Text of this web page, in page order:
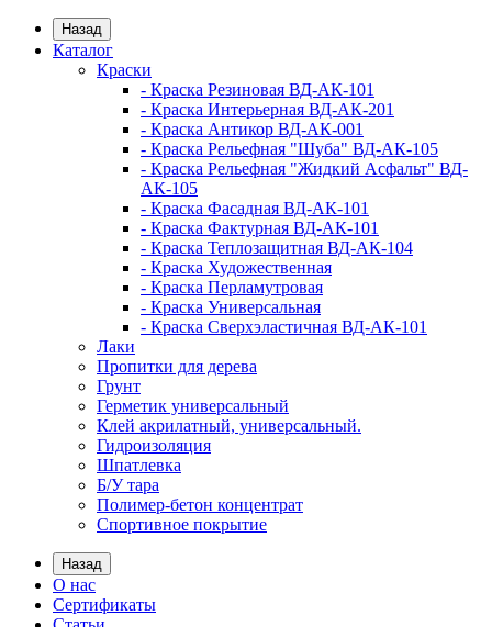
Назад
Каталог
Краски
- Краска Резиновая ВД-АК-101
- Краска Интерьерная ВД-АК-201
- Краска Антикор ВД-АК-001
- Краска Рельефная "Шуба" ВД-АК-105
- Краска Рельефная "Жидкий Асфальт" ВД-
АК-105
- Краска Фасадная ВД-АК-101
- Краска Фактурная ВД-АК-101
- Краска Теплозащитная ВД-АК-104
- Краска Художественная
- Краска Перламутровая
- Краска Универсальная
- Краска Сверхэластичная ВД-АК-101
Лаки
Пропитки для дерева
Грунт
Герметик универсальный
Клей акрилатный, универсальный.
Гидроизоляция
Шпатлевка
Б/У тара
Полимер-бетон концентрат
Спортивное покрытие
Назад
О нас
Сертификаты